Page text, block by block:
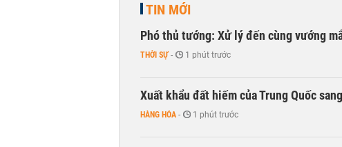
TIN MỚI
Phó thủ tướng: Xử lý đến cùng vướng
THỜI SỰ - 1 phút trước
Xuất khẩu đất hiếm của Trung Quốc
HÀNG HÓA - 1 phút trước